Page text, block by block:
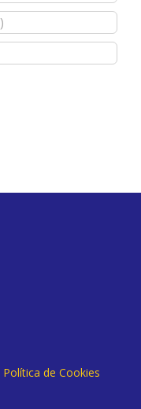
Política de Cookies